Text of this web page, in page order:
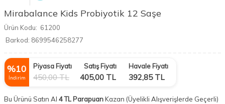
Mirabalance Kids Probiyotik 12 Saşe
Ürün Kodu: 61200
Barkod: 8699546258277
%10
İndirim
Piyasa Fiyatı
450,00TL
Satış Fiyatı
405,00 TL
Havale Fiyatı
392,85TL
Bu Ürünü Satın Al 4 TL ParapuanKazan (Üyelikli Alışverişlerde Geçerli)